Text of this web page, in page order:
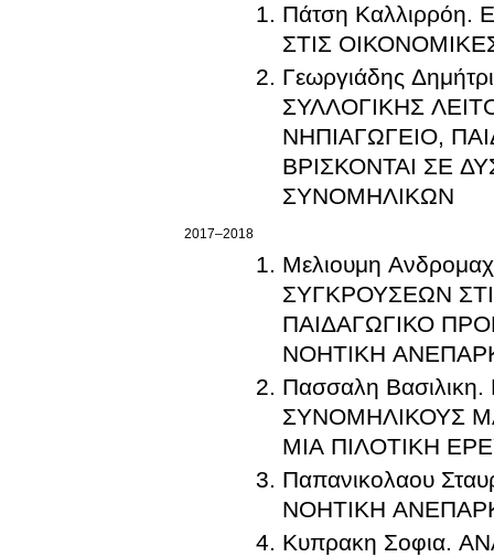
Πάτση
ΣΤΙΣ
Γεωργιάδης
ΣΥΛΛΟΓΙΚΗΣ
ΝΗΠΙΑΓΩΓΕΙΟ,
ΒΡΙΣΚΟΝΤΑΙ ΣΕ
ΣΥΝΟΜΗΛΙΚΩΝ
2017–2018
Μελιουμη
ΣΥΓΚΡΟΥΣΕΩΝ
ΠΑΙΔΑΓΩΓΙΚΟ
ΝΟΗΤΙΚΗ
Πασσαλη
ΣΥΝΟΜΗΛΙΚΟΥΣ
ΜΙΑ ΠΙΛΟΤΙΚΗ
Παπανικολαου
ΝΟΗΤΙΚΗ
Κυπρακη Σοφια.